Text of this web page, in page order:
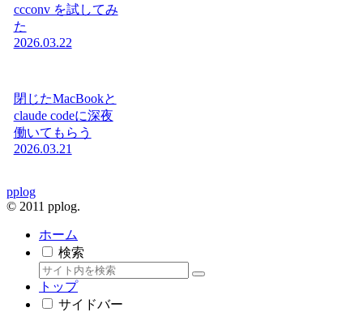
ccconv を試してみ
た
2026.03.22
閉じたMacBookと
claude codeに深夜
働いてもらう
2026.03.21
pplog
© 2011 pplog.
ホーム
検索
トップ
サイドバー